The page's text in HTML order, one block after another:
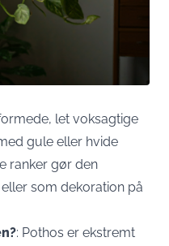
let voksagtige
gule eller hvide
ranker gør den
som dekoration på
: Pothos er ekstremt